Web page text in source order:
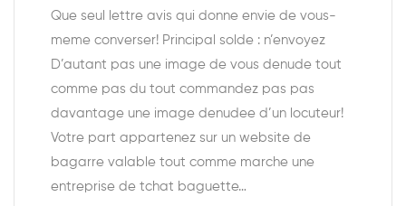
Que seul lettre avis qui donne envie de vous-
meme converser! Principal solde : n’envoyez
D’autant pas une image de vous denude tout
comme pas du tout commandez pas pas
davantage une image denudee d’un locuteur!
Votre part appartenez sur un website de
bagarre valable tout comme marche une
entreprise de tchat baguette…